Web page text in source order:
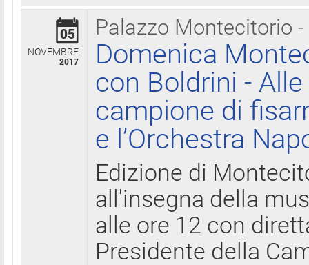
Palazzo Montecitorio
05
NOVEMBRE
2017
Domenica
con Boldrini -
campione di
e l’Orchestra
Edizione di
all'insegna della
alle ore 12 con
Presidente della